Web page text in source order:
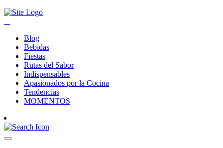
Blog
Bebidas
Fiestas
Rutas del Sabor
Indispensables
Apasionados por la Cocina
Tendencias
MOMENTOS